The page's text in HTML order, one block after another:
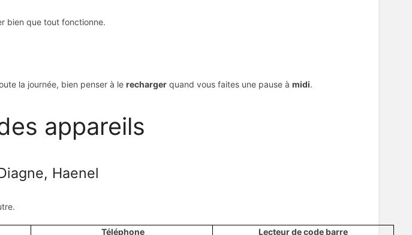
bien que tout fonctionne.
la journée, bien penser à le recharger quand vous faites une pause à midi.
appareils
Haenel
Téléphone Lecteur de code barre